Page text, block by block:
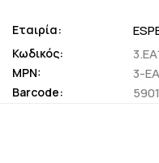
Εταιρία:
Κωδικός:
MPN: 3-
Barcode: